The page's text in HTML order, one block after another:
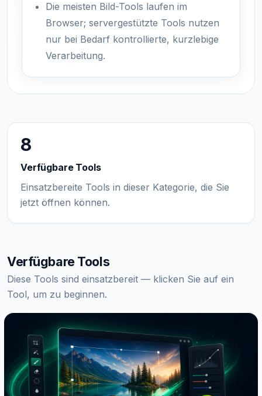
Die meisten Bild-Tools laufen im
Browser; servergestützte Tools nutzen
nur bei Bedarf kontrollierte, kurzlebige
Verarbeitung.
8
Verfügbare Tools
Einsatzbereite Tools in dieser Kategorie, die Sie
jetzt öffnen können.
Verfügbare Tools
Diese Tools sind einsatzbereit — klicken Sie auf ein
Tool, um zu beginnen.